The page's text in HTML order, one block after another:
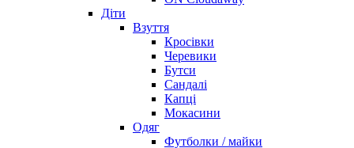
Діти
Взуття
Кросівки
Черевики
Бутси
Сандалі
Капці
Мокасини
Одяг
Футболки / майки